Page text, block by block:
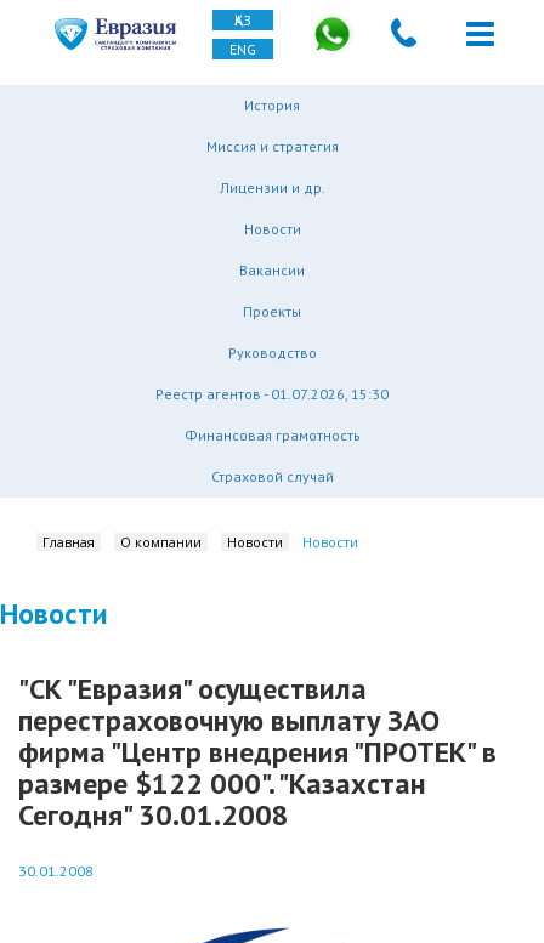
ҚАЗ
ENG
История
Миссия и стратегия
Лицензии и др.
Новости
Вакансии
Проекты
Руководство
Реестр агентов - 01.07.2026, 15:30
Финансовая грамотность
Страховой случай
Главная О компании Новости Новости
Новости
"СК "Евразия" осуществила
перестраховочную выплату ЗАО
фирма "Центр внедрения "ПРОТЕК" в
размере $122 000". "Казахстан
Сегодня" 30.01.2008
30.01.2008